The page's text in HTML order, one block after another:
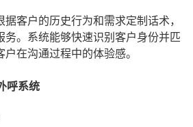
客户的历史行为和需求定制话术，
务。系统能够快速识别客户身份并匹
在沟通过程中的体验感。
呼系统